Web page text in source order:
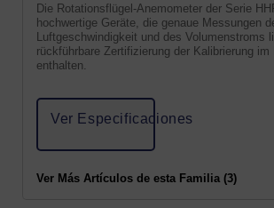
Die Rotationsflügel-Anemometer der Serie
hochwertige Geräte, die genaue Messungen
Luftgeschwindigkeit und des Volumenstroms
rückführbare Zertifizierung der Kalibrierung im
enthalten.
Ver Especificaciones
Ver Más Artículos de esta Familia (3)